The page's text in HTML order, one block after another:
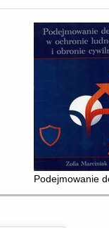
Podejmowanie